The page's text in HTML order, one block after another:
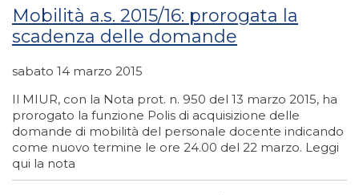
Mobilità a.s. 2015/16: prorogata la
scadenza delle domande
sabato 14 marzo 2015
Il MIUR, con la Nota prot. n. 950 del 13 marzo 2015, ha
prorogato la funzione Polis di acquisizione delle
domande di mobilità del personale docente indicando
come nuovo termine le ore 24.00 del 22 marzo. Leggi
qui la nota